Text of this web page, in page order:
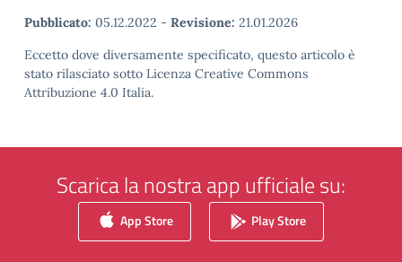
Pubblicato: 05.12.2022 - Revisione: 21.01.2026
Eccetto dove diversamente specificato, questo articolo è
stato rilasciato sotto Licenza Creative Commons
Attribuzione 4.0 Italia.
Scarica la nostra app ufficiale su:
App Store Play Store